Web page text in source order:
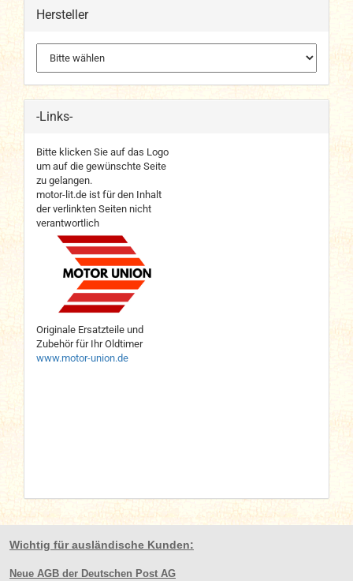
Hersteller
-Links-
Bitte klicken Sie auf das Logo
um auf die gewünschte Seite
zu gelangen.
motor-lit.de ist für den Inhalt
der verlinkten Seiten nicht
verantwortlich
Originale Ersatzteile und
Zubehör für Ihr Oldtimer
www.motor-union.de
Wichtig für ausländische Kunden:
Neue AGB der Deutschen Post AG